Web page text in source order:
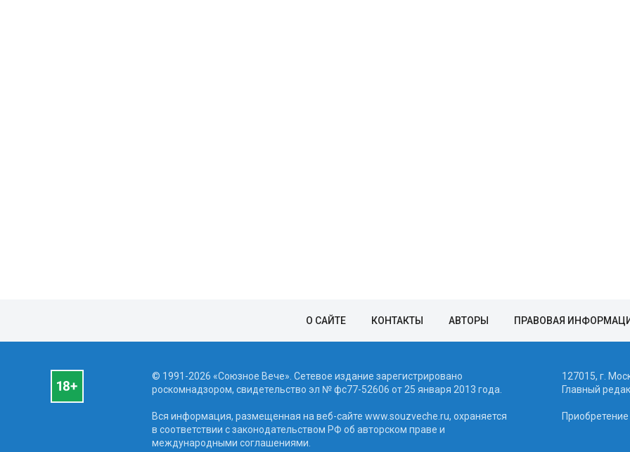
О САЙТЕ КОНТАКТЫ АВТОРЫ ПРАВОВАЯ
© 1991-2026 «Союзное Вече». Сетевое издание зарегистрировано
роскомнадзором, свидетельство эл № фc77-52606 от 25 января 2013 года.
Вся информация, размещенная на веб-сайте www.souzveche.ru, охраняется
в соответствии с законодательством РФ об авторском праве и
международными соглашениями.
127015, г.
Главный